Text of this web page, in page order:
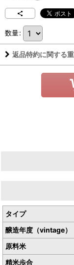
数量:
返品特約に関する
タイプ
醸造年度（vintage）
原料米
精米歩合